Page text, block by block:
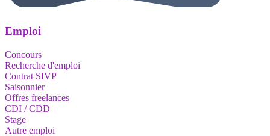
Emploi
Concours
Recherche d'emploi
Contrat SIVP
Saisonnier
Offres freelances
CDI / CDD
Stage
Autre emploi